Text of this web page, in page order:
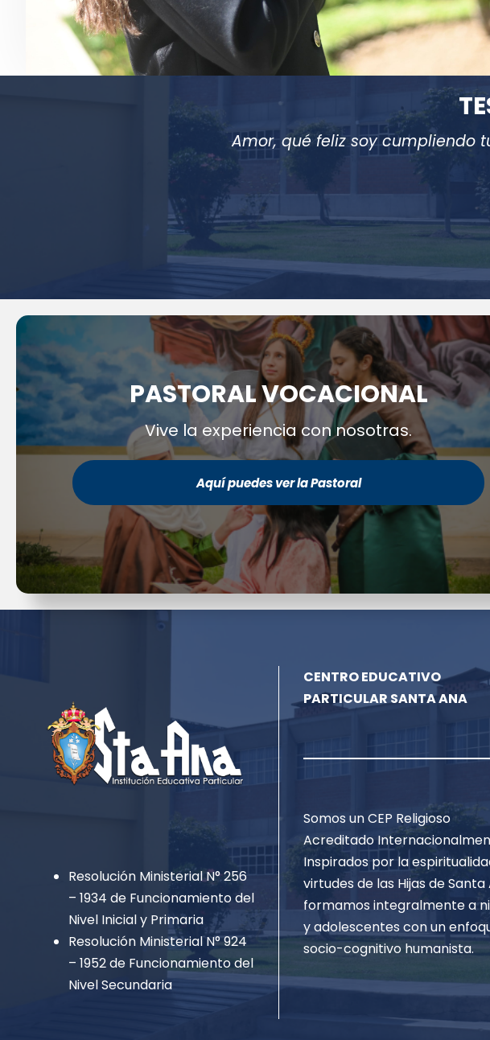
Amor, qué feliz soy cumpliendo
PASTORAL VOCACIONAL
Vive la experiencia con nosotras.
Aquí puedes ver la Pastoral
Resolución Ministerial N° 256
– 1934 de Funcionamiento del
Nivel Inicial y Primaria
Resolución Ministerial N° 924
– 1952 de Funcionamiento del
Nivel Secundaria
CENTRO EDUCATIVO
PARTICULAR SANTA ANA
Somos un CEP Religioso
Acreditado
Inspirados por la
virtudes de las Hijas de Santa
formamos integralmente a
y adolescentes con un
socio-cognitivo humanista.